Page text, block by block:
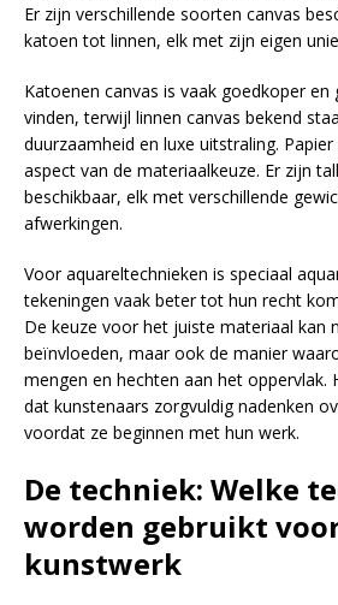
Er zijn verschillende soorten canvas
katoen tot linnen, elk met zijn eigen
Katoenen canvas is vaak goedkoper en
vinden, terwijl linnen canvas bekend
duurzaamheid en luxe uitstraling.
aspect van de materiaalkeuze. Er zijn
beschikbaar, elk met verschillende
afwerkingen.
Voor aquareltechnieken is speciaal
tekeningen vaak beter tot hun recht
De keuze voor het juiste materiaal kan
beïnvloeden, maar ook de manier
mengen en hechten aan het oppervlak.
dat kunstenaars zorgvuldig nadenken
voordat ze beginnen met hun werk.
De techniek: Welke
worden gebruikt
kunstwerk